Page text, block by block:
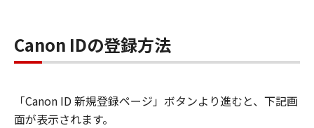
Canon IDの登録方法
「Canon ID 新規登録ページ」ボタンより進むと、下記画
面が表示されます。